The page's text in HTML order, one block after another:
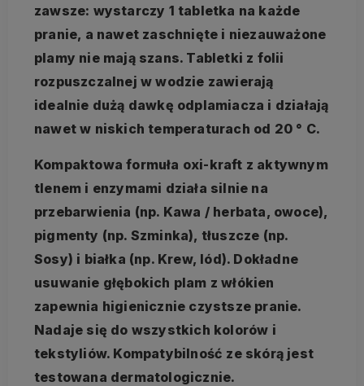
zawsze: wystarczy 1 tabletka na każde
pranie, a nawet zaschnięte i niezauważone
plamy nie mają szans. Tabletki z folii
rozpuszczalnej w wodzie zawierają
idealnie dużą dawkę odplamiacza i działają
nawet w niskich temperaturach od 20 ° C.
Kompaktowa formuła oxi-kraft z aktywnym
tlenem i enzymami działa silnie na
przebarwienia (np. Kawa / herbata, owoce),
pigmenty (np. Szminka), tłuszcze (np.
Sosy) i białka (np. Krew, lód). Dokładne
usuwanie głębokich plam z włókien
zapewnia higienicznie czystsze pranie.
Nadaje się do wszystkich kolorów i
tekstyliów. Kompatybilność ze skórą jest
testowana dermatologicznie.